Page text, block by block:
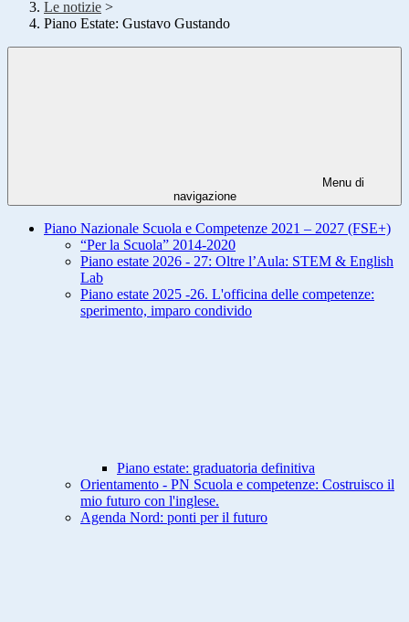
Le notizie >
Piano Estate: Gustavo Gustando
Menu di
navigazione
Piano Nazionale Scuola e Competenze 2021 – 2027 (FSE+)
“Per la Scuola” 2014-2020
Piano estate 2026 - 27: Oltre l’Aula: STEM & English
Lab
Piano estate 2025 -26. L'officina delle competenze:
sperimento, imparo condivido
Piano estate: graduatoria definitiva
Orientamento - PN Scuola e competenze: Costruisco il
mio futuro con l'inglese.
Agenda Nord: ponti per il futuro